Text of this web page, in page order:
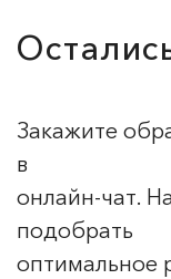
Закажите
в
онлайн-чат.
подобрать
оптимальное